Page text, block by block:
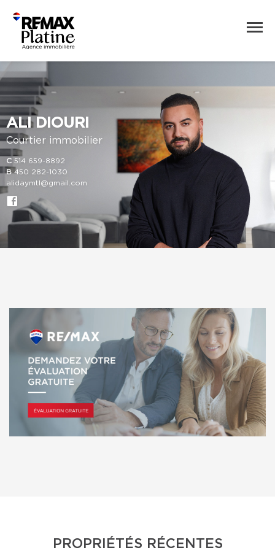
ALI DIOURI
Courtier immobilier
C 514 659-8892
B 450 282-1030
alidaymtl@gmail.com
PROPRIÉTÉS RÉCENTES